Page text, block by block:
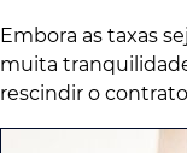
Embora as taxas
muita
rescindir o